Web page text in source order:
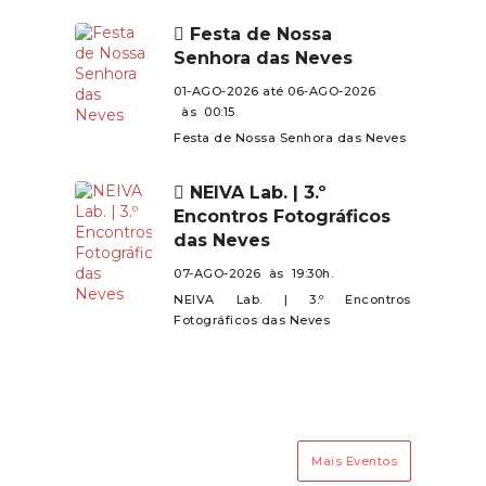
com a presença de todos neste
encontro especial!
Festa de Nossa
Senhora das Neves
01-AGO-2026 até 06-AGO-2026
às 00:15.
Festa de Nossa Senhora das Neves
NEIVA Lab. | 3.º
Encontros Fotográficos
das Neves
07-AGO-2026 às 19:30h.
NEIVA Lab. | 3.º Encontros
Fotográficos das Neves
Mais Eventos